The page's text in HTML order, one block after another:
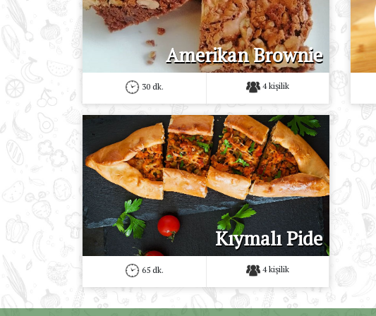
Amerikan Brownie
30 dk. 4 kişilik
Kıymalı Pide
65 dk. 4 kişilik